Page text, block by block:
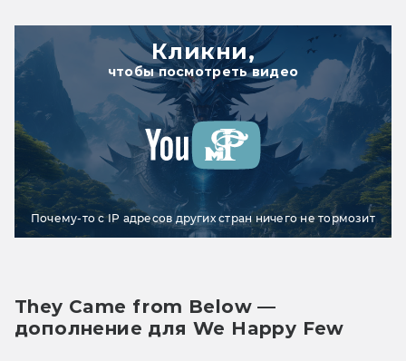
Кликни,
чтобы посмотреть видео
Почему-то с IP адресов других стран ничего не тормозит
They Came from Below —
дополнение для We Happy Few